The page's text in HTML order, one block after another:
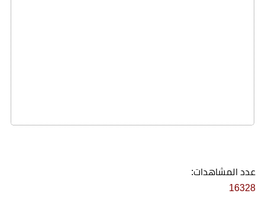
عدد المشاهدات:
16328